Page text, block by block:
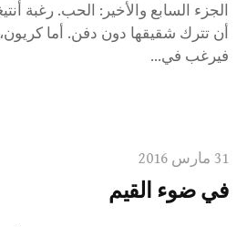
الجزء السابع والأخير: الحب. رغبة
أن تترك شقيقها دون دفن. أما
فيرغب في...
31 مارس 2016
في ضوء القيم